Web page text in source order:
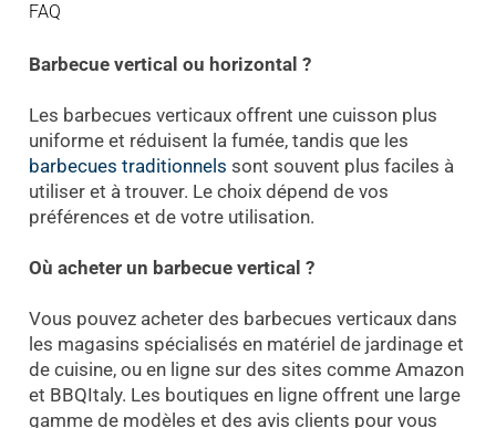
FAQ
Barbecue vertical ou horizontal ?
Les barbecues verticaux offrent une cuisson plus
uniforme et réduisent la fumée, tandis que les
barbecues traditionnels sont souvent plus faciles à
utiliser et à trouver. Le choix dépend de vos
préférences et de votre utilisation.
Où acheter un barbecue vertical ?
Vous pouvez acheter des barbecues verticaux dans
les magasins spécialisés en matériel de jardinage et
de cuisine, ou en ligne sur des sites comme Amazon
et BBQItaly. Les boutiques en ligne offrent une large
gamme de modèles et des avis clients pour vous